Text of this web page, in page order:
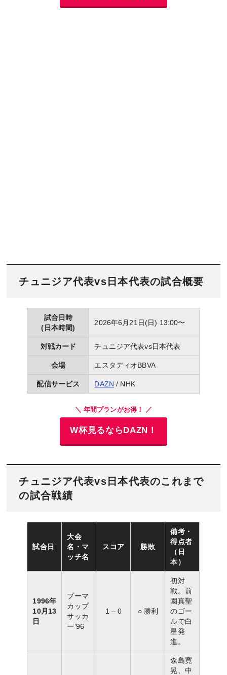
チュニジア代表vs日本代表の試合概要
試合日時
(日本時間)
2026年6月21日(日) 13:00〜
対戦カード チュニジア代表vs日本代表
会場 エスタディオBBVA
配信サービス DAZN / NHK
＼ 年間プランがお得！ ／
W杯見るならDAZN！
チュニジア代表vs日本代表のこれまで
の試合戦績
試合日
大会
名・マ
ッチ名
スコア 勝敗
備考・
得点者
（日
本）
1996年
10月13
日
プーマ
カップ
サッカ
ー’96
1 – 0 ○ 勝利
初対
戦。前
園真聖
のゴー
ルで白
星発
進。
森島寛
晃、中